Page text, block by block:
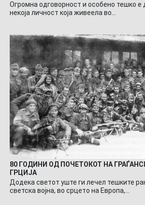
Огромна одговорност и особено тешко е
некоја личност која живеела во…
80 ГОДИНИ ОД ПОЧЕТОКОТ НА
ГРЦИЈА
Додека светот уште ги лечел тешките
светска војна, во срцето на Европа,…